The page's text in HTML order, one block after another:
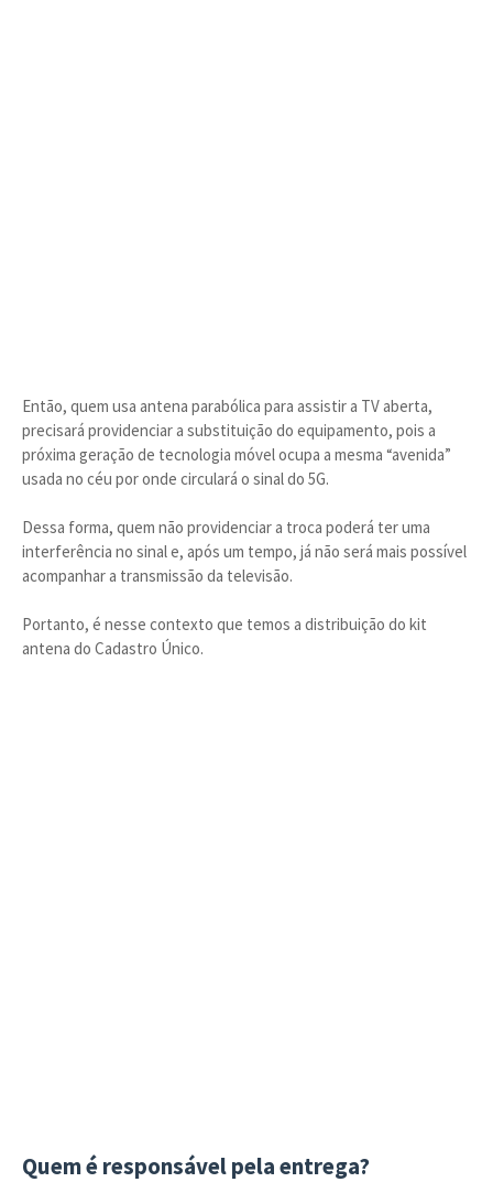
Então, quem usa antena parabólica para assistir a TV aberta,
precisará providenciar a substituição do equipamento, pois a
próxima geração de tecnologia móvel ocupa a mesma “avenida”
usada no céu por onde circulará o sinal do 5G.
Dessa forma, quem não providenciar a troca poderá ter uma
interferência no sinal e, após um tempo, já não será mais possível
acompanhar a transmissão da televisão.
Portanto, é nesse contexto que temos a distribuição do kit
antena do Cadastro Único.
Quem é responsável pela entrega?